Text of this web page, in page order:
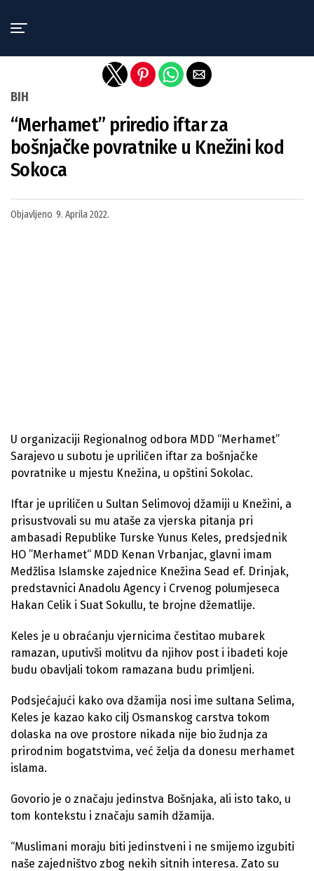
BIH
“Merhamet” priredio iftar za
bošnjačke povratnike u Knežini kod
Sokoca
Objavljeno 9. Aprila 2022.
U organizaciji Regionalnog odbora MDD “Merhamet”
Sarajevo u subotu je upriličen iftar za bošnjačke
povratnike u mjestu Knežina, u opštini Sokolac.
Iftar je upriličen u Sultan Selimovoj džamiji u Knežini, a
prisustvovali su mu ataše za vjerska pitanja pri
ambasadi Republike Turske Yunus Keles, predsjednik
HO ”Merhamet“ MDD Kenan Vrbanjac, glavni imam
Medžlisa Islamske zajednice Knežina Sead ef. Drinjak,
predstavnici Anadolu Agency i Crvenog polumjeseca
Hakan Celik i Suat Sokullu, te brojne džematlije.
Keles je u obraćanju vjernicima čestitao mubarek
ramazan, uputivši molitvu da njihov post i ibadeti koje
budu obavljali tokom ramazana budu primljeni.
Podsjećajući kako ova džamija nosi ime sultana Selima,
Keles je kazao kako cilj Osmanskog carstva tokom
dolaska na ove prostore nikada nije bio žudnja za
prirodnim bogatstvima, već želja da donesu merhamet
islama.
Govorio je o značaju jedinstva Bošnjaka, ali isto tako, u
tom kontekstu i značaju samih džamija.
“Muslimani moraju biti jedinstveni i ne smijemo izgubiti
naše zajedništvo zbog nekih sitnih interesa. Zato su